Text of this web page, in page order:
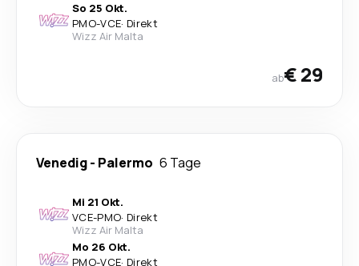
So 25 Okt.
PMO-VCE· Direkt
Wizz Air Malta
ab€ 29
Venedig- Palermo 6 Tage
Mi 21 Okt.
VCE-PMO· Direkt
Wizz Air Malta
Mo 26 Okt.
PMO-VCE· Direkt